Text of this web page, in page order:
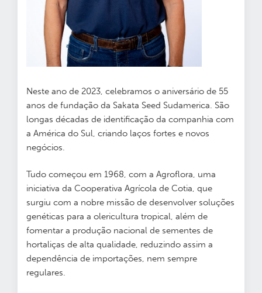
Neste ano de 2023, celebramos o aniversário de 55
anos de fundação da Sakata Seed Sudamerica. São
longas décadas de identificação da companhia com
a América do Sul, criando laços fortes e novos
negócios.
Tudo começou em 1968, com a Agroflora, uma
iniciativa da Cooperativa Agrícola de Cotia, que
surgiu com a nobre missão de desenvolver soluções
genéticas para a olericultura tropical, além de
fomentar a produção nacional de sementes de
hortaliças de alta qualidade, reduzindo assim a
dependência de importações, nem sempre
regulares.